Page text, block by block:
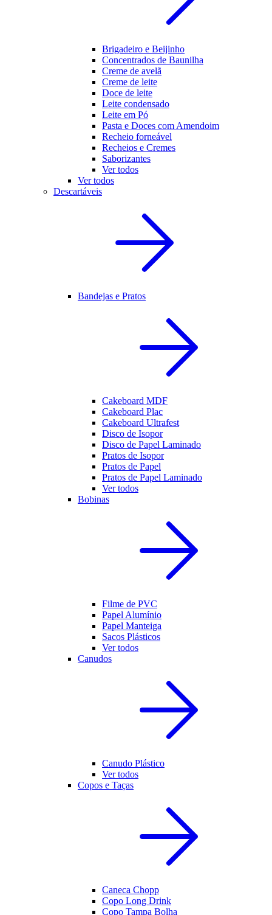
Brigadeiro e Beijinho
Concentrados de Baunilha
Creme de avelã
Creme de leite
Doce de leite
Leite condensado
Leite em Pó
Pasta e Doces com Amendoim
Recheio forneável
Recheios e Cremes
Saborizantes
Ver todos
Ver todos
Descartáveis
Bandejas e Pratos
Cakeboard MDF
Cakeboard Plac
Cakeboard Ultrafest
Disco de Isopor
Disco de Papel Laminado
Pratos de Isopor
Pratos de Papel
Pratos de Papel Laminado
Ver todos
Bobinas
Filme de PVC
Papel Alumínio
Papel Manteiga
Sacos Plásticos
Ver todos
Canudos
Canudo Plástico
Ver todos
Copos e Taças
Caneca Chopp
Copo Long Drink
Copo Tampa Bolha